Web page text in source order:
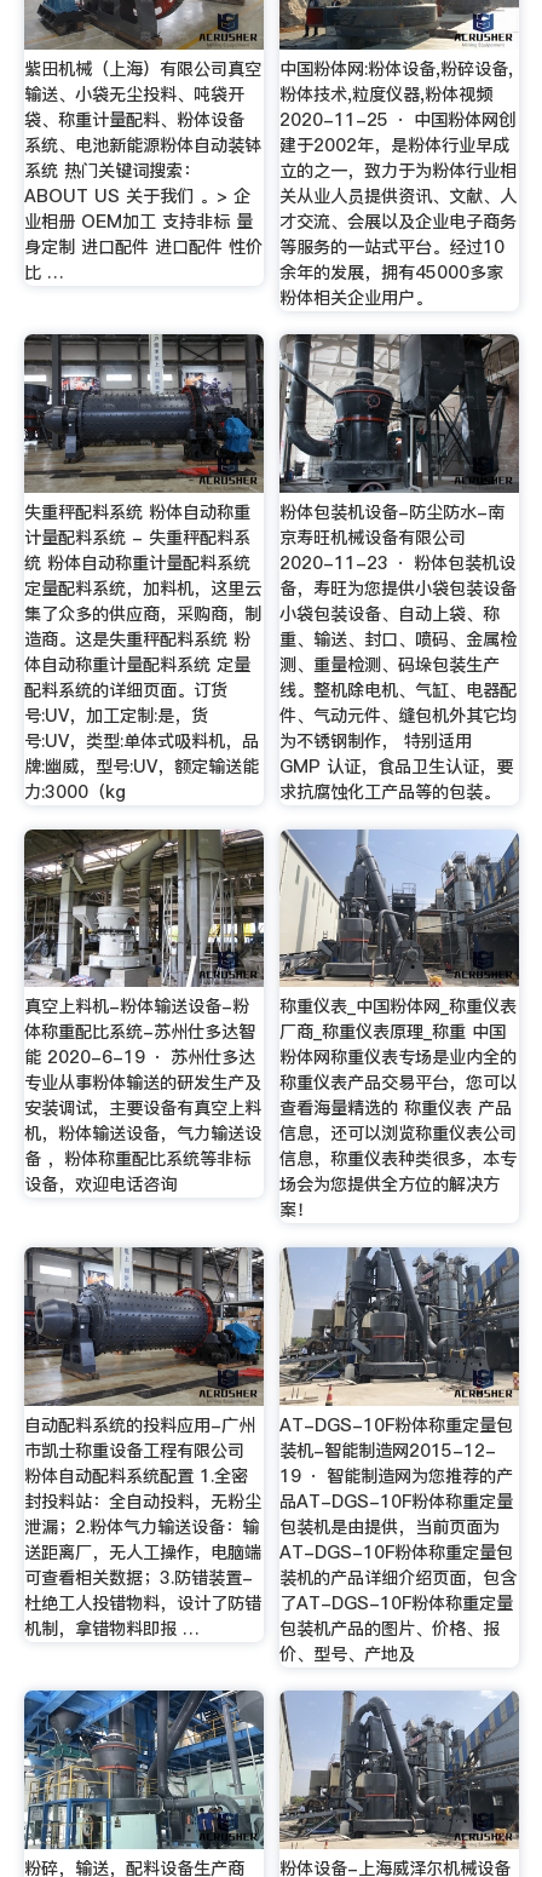
紫田机械（上海）有限公司真空
输送、小袋无尘投料、吨袋开
袋、称重计量配料、粉体设备
系统、电池新能源粉体自动装钵
系统 热门关键词搜索：
ABOUT US 关于我们 。> 企
业相册 OEM加工 支持非标 量
身定制 进口配件 进口配件 性价
比 …
中国粉体网:粉体设备,粉碎设备,
粉体技术,粒度仪器,粉体视频
2020-11-25 · 中国粉体网创
建于2002年，是粉体行业早成
立的之一，致力于为粉体行业相
关从业人员提供资讯、文献、人
才交流、会展以及企业电子商务
等服务的一站式平台。经过10
余年的发展，拥有45000多家
粉体相关企业用户。
失重秤配料系统 粉体自动称重
计量配料系统 - 失重秤配料系
统 粉体自动称重计量配料系统
定量配料系统，加料机，这里云
集了众多的供应商，采购商，制
造商。这是失重秤配料系统 粉
体自动称重计量配料系统 定量
配料系统的详细页面。订货
号:UV，加工定制:是，货
号:UV，类型:单体式吸料机，品
牌:幽威，型号:UV，额定输送能
力:3000（kg
粉体包装机设备-防尘防水-南
京寿旺机械设备有限公司
2020-11-23 · 粉体包装机设
备，寿旺为您提供小袋包装设备
小袋包装设备、自动上袋、称
重、输送、封口、喷码、金属检
测、重量检测、码垛包装生产
线。整机除电机、气缸、电器配
件、气动元件、缝包机外其它均
为不锈钢制作， 特别适用
GMP 认证，食品卫生认证，要
求抗腐蚀化工产品等的包装。
真空上料机-粉体输送设备-粉
体称重配比系统-苏州仕多达智
能 2020-6-19 · 苏州仕多达
专业从事粉体输送的研发生产及
安装调试，主要设备有真空上料
机，粉体输送设备，气力输送设
备 ，粉体称重配比系统等非标
设备，欢迎电话咨询
称重仪表_中国粉体网_称重仪表
厂商_称重仪表原理_称重 中国
粉体网称重仪表专场是业内全的
称重仪表产品交易平台，您可以
查看海量精选的 称重仪表 产品
信息，还可以浏览称重仪表公司
信息，称重仪表种类很多，本专
场会为您提供全方位的解决方
案！
自动配料系统的投料应用-广州
市凯士称重设备工程有限公司
粉体自动配料系统配置 1.全密
封投料站：全自动投料，无粉尘
泄漏；2.粉体气力输送设备：输
送距离厂，无人工操作，电脑端
可查看相关数据；3.防错装置-
杜绝工人投错物料，设计了防错
机制，拿错物料即报 …
AT-DGS-10F粉体称重定量包
装机-智能制造网2015-12-
19 · 智能制造网为您推荐的产
品AT-DGS-10F粉体称重定量
包装机是由提供，当前页面为
AT-DGS-10F粉体称重定量包
装机的产品详细介绍页面，包含
了AT-DGS-10F粉体称重定量
包装机产品的图片、价格、报
价、型号、产地及
粉碎，输送，配料设备生产商 粉体设备-上海威泽尔机械设备